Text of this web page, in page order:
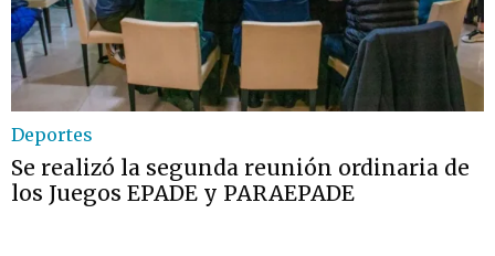
Deportes
Se realizó la segunda reunión ordinaria de
los Juegos EPADE y PARAEPADE